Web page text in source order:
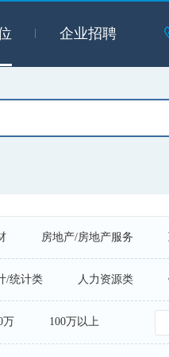
企业招聘
房地产/房地产服务
/统计类 人力资源类
市场/公关/媒介类
万 100万以上